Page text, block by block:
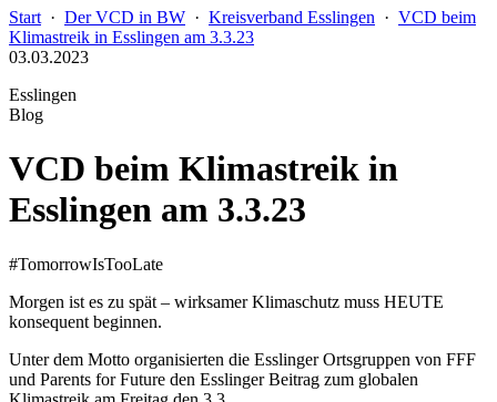
Start · Der VCD in BW · Kreisverband Esslingen · VCD beim
Klimastreik in Esslingen am 3.3.23
03.03.2023
Esslingen
Blog
VCD beim Klimastreik in
Esslingen am 3.3.23
#TomorrowIsTooLate
Morgen ist es zu spät – wirksamer Klimaschutz muss HEUTE
konsequent beginnen.
Unter dem Motto organisierten die Esslinger Ortsgruppen von FFF
und Parents for Future den Esslinger Beitrag zum globalen